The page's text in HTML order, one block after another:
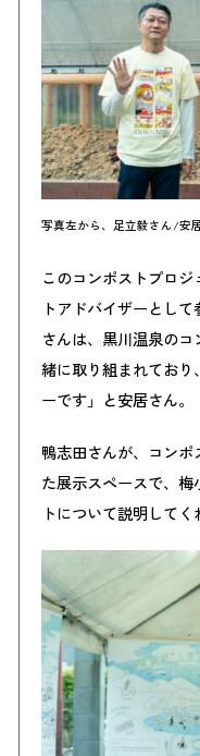
写真左から、足立毅さん/安
このコンポストプロ
トアドバイザーとし
さんは、黒川温泉の
緒に取り組まれてお
ーです」と安居さん。
鴨志田さんが、コン
た展示スペースで、
トについて説明してく